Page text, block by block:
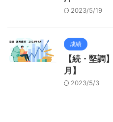
2023/5/19
成績
【続・堅調
月】
2023/5/3